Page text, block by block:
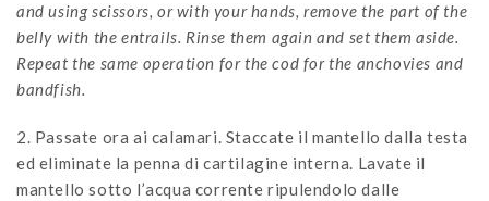
and using scissors, or with your hands, remove the part of the
belly with the entrails. Rinse them again and set them aside.
Repeat the same operation for the cod for the anchovies and
bandfish.
2. Passate ora ai calamari. Staccate il mantello dalla testa
ed eliminate la penna di cartilagine interna. Lavate il
mantello sotto l’acqua corrente ripulendolo dalle